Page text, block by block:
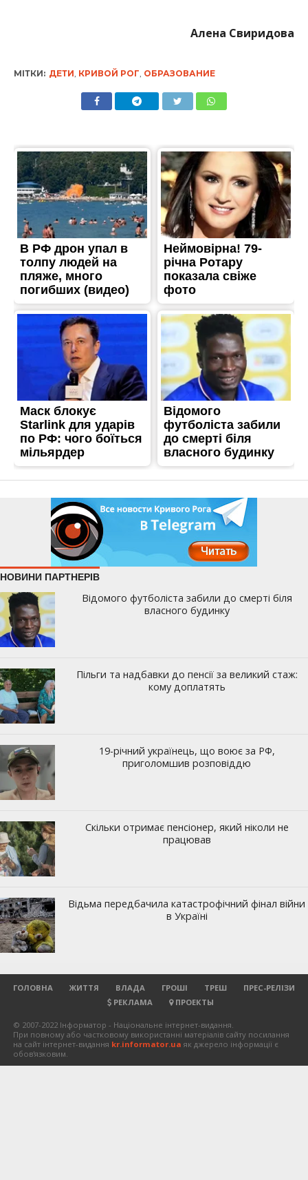
Алена Свиридова
МІТКИ: ДЕТИ КРИВОЙ РОГ ОБРАЗОВАНИЕ
ГОЛОВНА ЖИТТЯ ВЛАДА ГРОШІ ТРЕШ
ПРЕС-РЕЛІЗИ
РЕКЛАМА
ПРОЕКТЫ
© 2007-2022 Інформатор - Національне інтернет-видання.
При повному або частковому використанні матеріалів сайту посилання
на сайт інтернет-видання kr.informator.ua як джерело інформації є
обов'язковим.